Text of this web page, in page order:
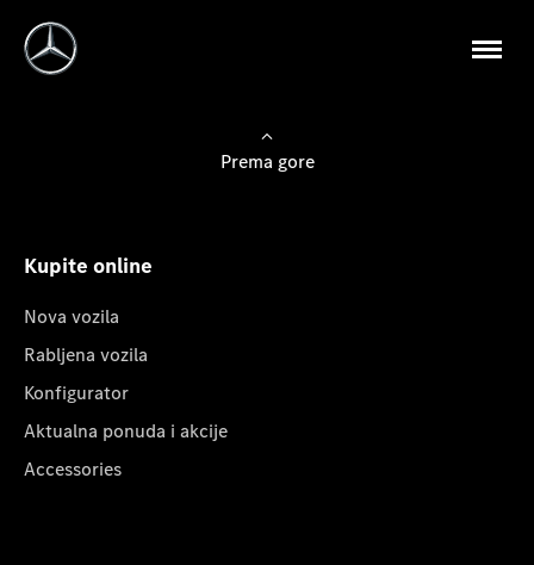
Prema gore
Kupite online
Nova vozila
Rabljena vozila
Konfigurator
Aktualna ponuda i akcije
Accessories